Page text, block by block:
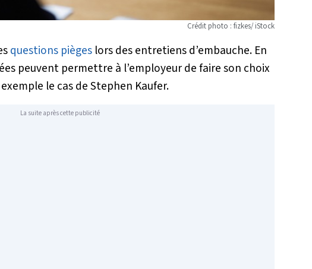
Crédit photo : fizkes/ iStock
questions pièges lors des entretiens d’embauche. En
peuvent permettre à l’employeur de faire son choix
le cas de Stephen Kaufer.
La suite après cette publicité